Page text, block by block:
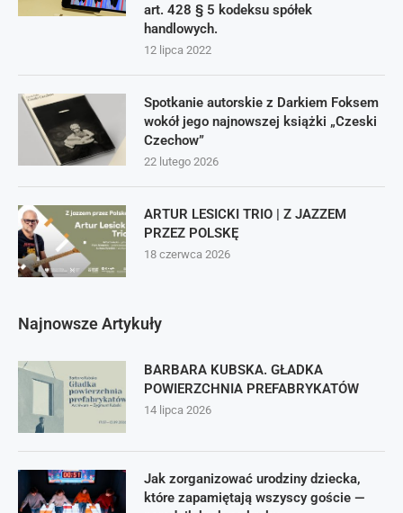
art. 428 § 5 kodeksu spółek
handlowych.
12 lipca 2022
Spotkanie autorskie z Darkiem Foksem
wokół jego najnowszej książki „Czeski
Czechow”
22 lutego 2026
ARTUR LESICKI TRIO | Z JAZZEM
PRZEZ POLSKĘ
18 czerwca 2026
Najnowsze Artykuły
BARBARA KUBSKA. GŁADKA
POWIERZCHNIA PREFABRYKATÓW
14 lipca 2026
Jak zorganizować urodziny dziecka,
które zapamiętają wszyscy goście —